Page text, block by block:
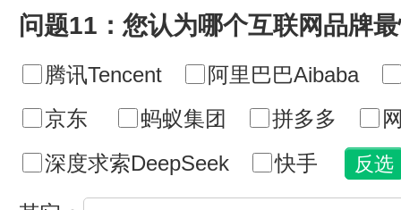
问题11：您认为哪个互联网品牌
腾讯Tencent
阿里巴巴Aibaba
京东
蚂蚁集团 拼多多
深度求索DeepSeek
快手